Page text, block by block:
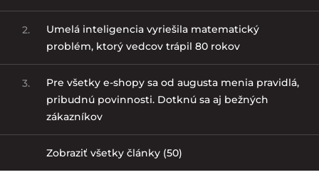
2.
Umelá inteligencia vyriešila matematický
problém, ktorý vedcov trápil 80 rokov
3.
Pre všetky e-shopy sa od augusta menia pravidlá,
pribudnú povinnosti. Dotknú sa aj bežných
zákazníkov
Zobraziť všetky články (50)